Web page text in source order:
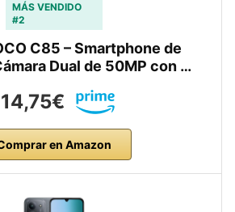
MÁS VENDIDO
#2
C85 – Smartphone de
Dual de 50MP con …
en Amazon